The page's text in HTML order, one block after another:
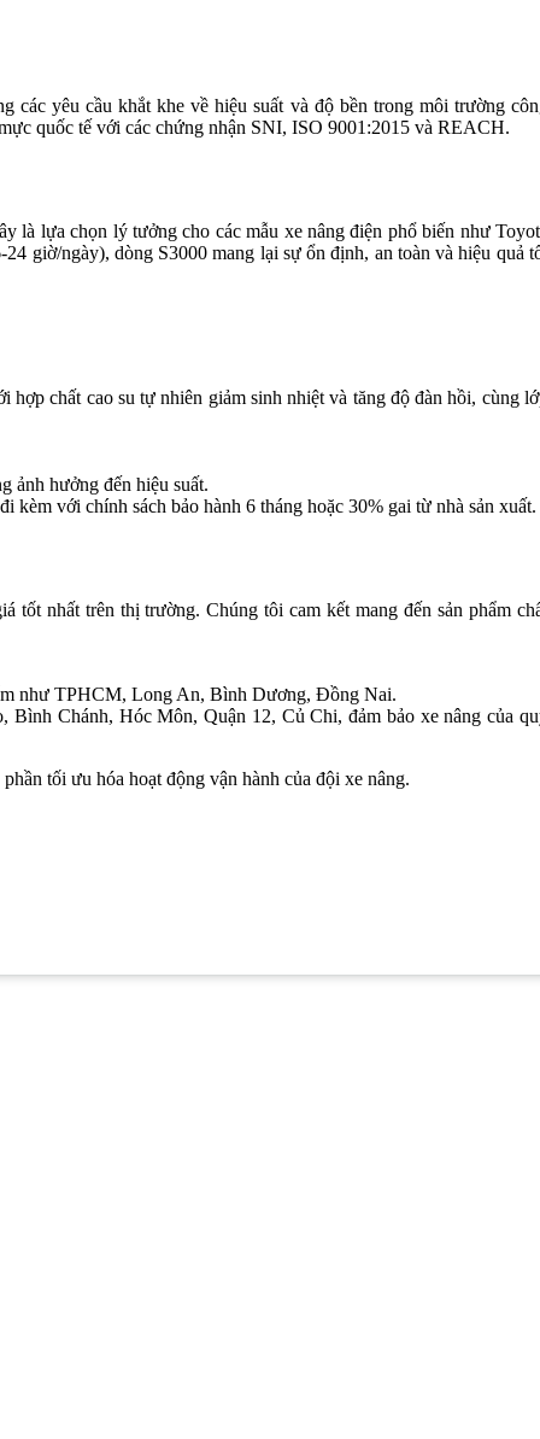
các yêu cầu khắt khe về hiệu suất và độ bền trong môi trường
quốc tế với các chứng nhận SNI, ISO 9001:2015 và REACH.
là lựa chọn lý tưởng cho các mẫu xe nâng điện phổ biến như
giờ/ngày), dòng S3000 mang lại sự ổn định, an toàn và hiệu quả
chất cao su tự nhiên giảm sinh nhiệt và tăng độ đàn hồi, cùng
ảnh hưởng đến hiệu suất.
với chính sách bảo hành 6 tháng hoặc 30% gai từ nhà sản xuất.
nhất trên thị trường. Chúng tôi cam kết mang đến sản phẩm
như TPHCM, Long An, Bình Dương, Đồng Nai.
Chánh, Hóc Môn, Quận 12, Củ Chi, đảm bảo xe nâng của
tối ưu hóa hoạt động vận hành của đội xe nâng.